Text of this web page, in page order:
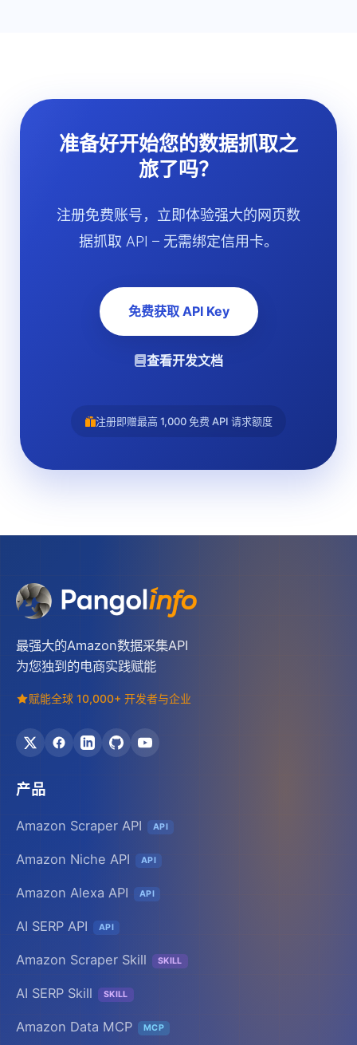
准备好开始您的数据抓取之
旅了吗？
注册免费账号，立即体验强大的网页数
据抓取 API – 无需绑定信用卡。
免费获取 API Key
查看开发文档
注册即赠最高 1,000 免费 API 请求额度
最强大的Amazon数据采集API
为您独到的电商实践赋能
赋能全球 10,000+ 开发者与企业
产品
Amazon Scraper API API
Amazon Niche API API
Amazon Alexa API API
AI SERP API API
Amazon Scraper Skill SKILL
AI SERP Skill SKILL
Amazon Data MCP MCP